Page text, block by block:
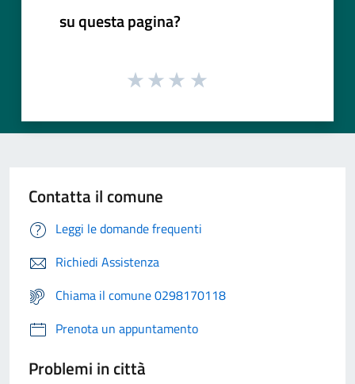
su questa pagina?
Contatta il comune
Leggi le domande frequenti
Richiedi Assistenza
Chiama il comune 0298170118
Prenota un appuntamento
Problemi in città